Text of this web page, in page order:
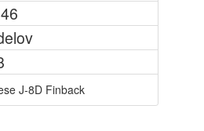
J-8D Finback